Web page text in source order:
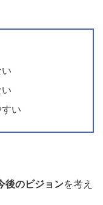
い
後のビジョンを考え